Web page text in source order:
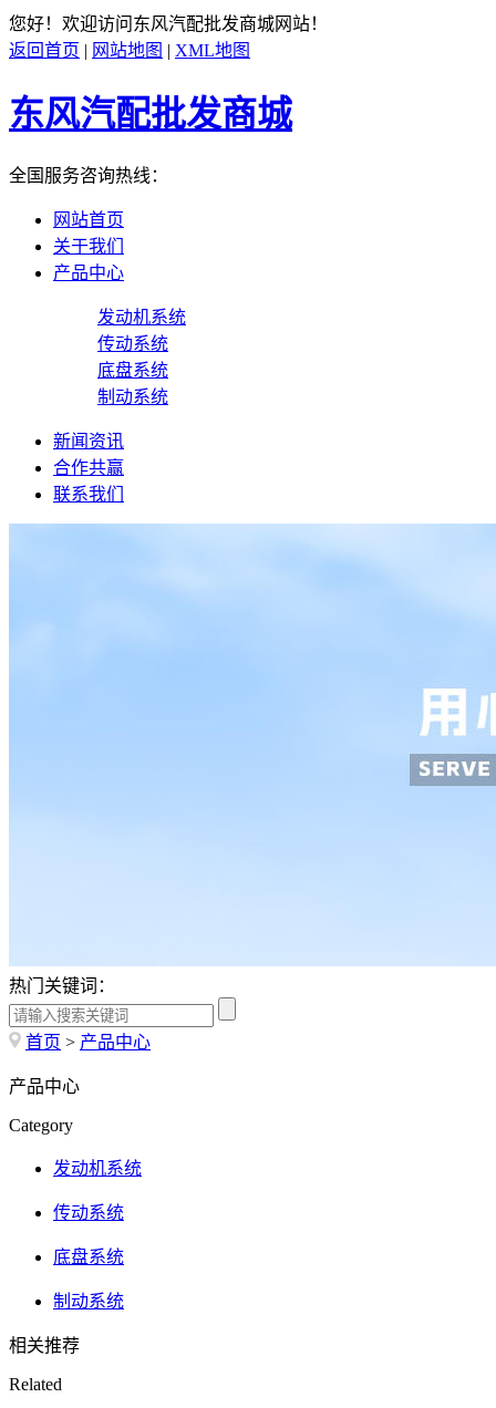
您好！欢迎访问 东风汽配批发商城网站！
返回首页 | 网站地图 | XML地图
东风汽配批发商城
全国服务咨询热线：
网站首页
关于我们
产品中心
发动机系统
传动系统
底盘系统
制动系统
新闻资讯
合作共赢
联系我们
热门关键词：
首页 > 产品中心
产品中心
Category
发动机系统
传动系统
底盘系统
制动系统
相关推荐
Related